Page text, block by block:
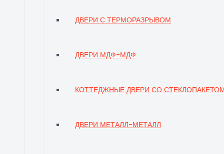
ДВЕРИ С ТЕРМОРАЗРЫВОМ
ДВЕРИ МДФ-МДФ
КОТТЕДЖНЫЕ ДВЕРИ СО
ДВЕРИ МЕТАЛЛ-МЕТАЛЛ